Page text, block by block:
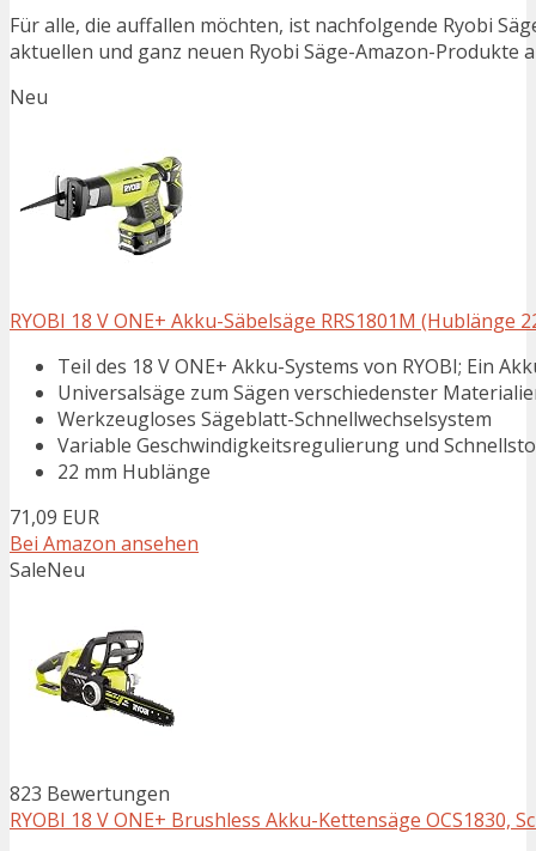
Für alle, die auffallen möchten, ist nachfolgende Ryobi
aktuellen und ganz neuen Ryobi Säge-Amazon-Produkte
Neu
RYOBI 18 V ONE+ Akku-Säbelsäge RRS1801M (Hublänge
Teil des 18 V ONE+ Akku-Systems von RYOBI; Ein
Universalsäge zum Sägen verschiedenster
Werkzeugloses Sägeblatt-Schnellwechselsystem
Variable Geschwindigkeitsregulierung und
22 mm Hublänge
71,09 EUR
Bei Amazon ansehen
SaleNeu
823 Bewertungen
RYOBI 18 V ONE+ Brushless Akku-Kettensäge OCS1830,